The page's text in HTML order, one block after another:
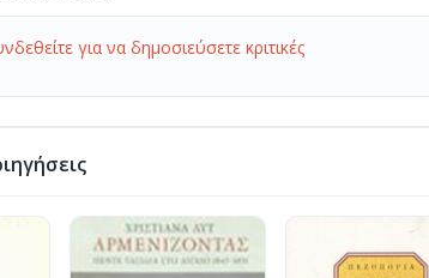
για να δημοσιεύσετε κριτικές